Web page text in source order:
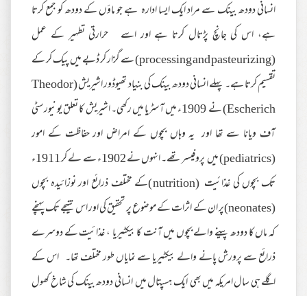
انسانی دودھ بینک سے مراد ایک ایسا ادارہ ہے جو ماؤں کے دودھ کو جمع کرتا
ہے، اس کی جانچ پڑتال کرتا ہے اور اسے حرارتی تطہیر کے عمل
(processing and pasteurizing) سے گزار کر ڈبے میں پیک کر کے
تقسیم کرتا ہے۔ پہلے انسانی دودھ بینک کی بنیاد تھیوڈور اشیریش (Theodor
Escherich) نے 1909ء میں آسٹریا میں رکھی۔ اشیریش کا تعلق یونیورسٹی
آف ویانا سے تھا اور یہ وہاں بچوں کے امراض اور حفاظت کے امور
(pediatrics) میں پروفیسر تھے۔ انہوں نے 1902ء سے لے کر 1911ء
تک بچوں کی غذائیت (nutrition)کے مختلف ذرائع اور نوزائیدہ بچوں
(neonates)پر ان کے اثرات کے موضوع پر تحقیق کی اور اس نتیجے تک پہنچے
کہ ماں کا دودھ پینے والے بچوں میں آنت کا بیکٹیریا ، غذائیت کے دوسرے
ذرائع سے پرورش پانے والے بیکٹیریا سے نمایاں طور مختلف تھا۔ اس کے
اگلے ہی سال امریکہ میں بھی ایک ہسپتال میں انسانی دودھ بینک کی شاخ کھول